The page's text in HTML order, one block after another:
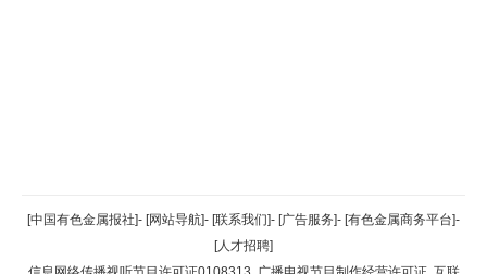
返回顶部
返回首页
[中国有色金属报社]- [网站导航]- [联系我们]- [广告服务]- [有色金属商务平台]-
[人才招聘]